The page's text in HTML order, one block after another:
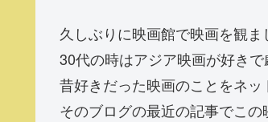
久しぶりに映画館で映画を観ま
30代の時はアジア映画が好き
昔好きだった映画のことをネッ
そのブログの最近の記事でこの